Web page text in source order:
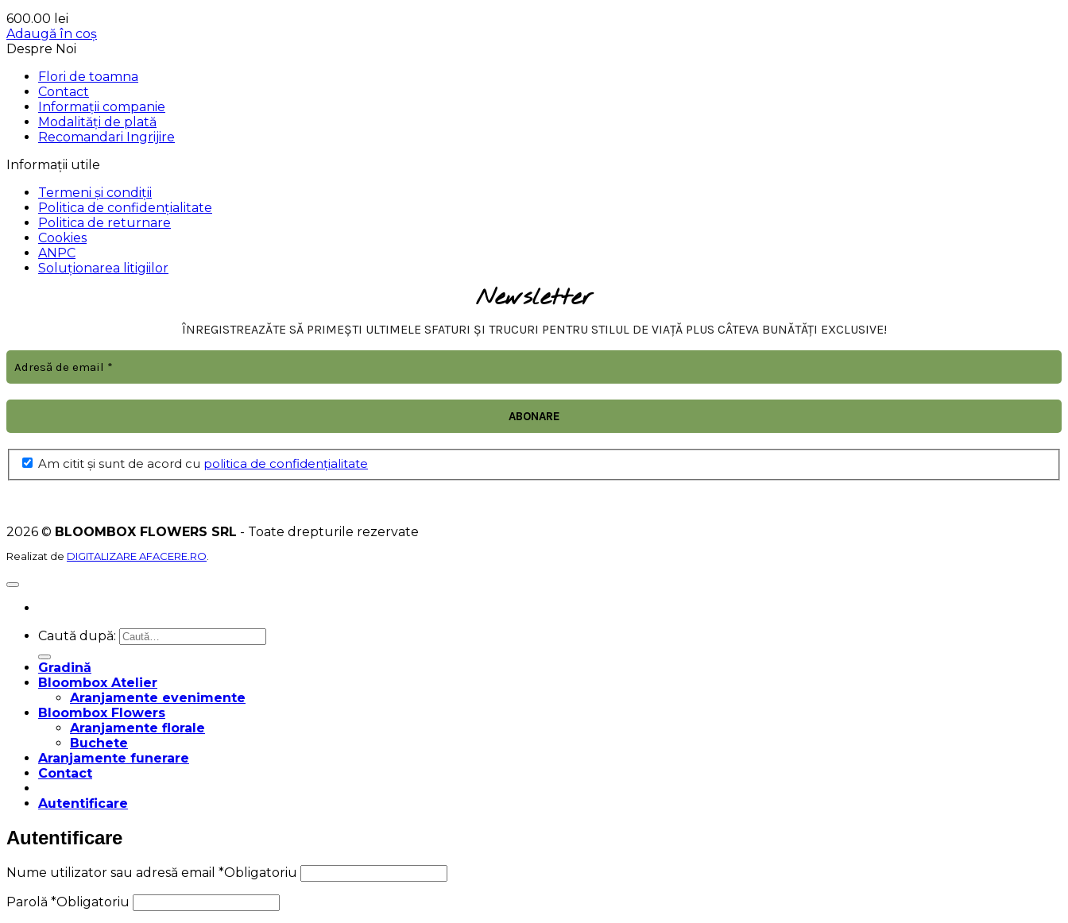
600.00 lei
Adaugă în coș
Despre Noi
Flori de toamna
Contact
Informații companie
Modalități de plată
Recomandari Ingrijire
Informații utile
Termeni și condiții
Politica de confidențialitate
Politica de returnare
Cookies
ANPC
Soluționarea litigiilor
Newsletter
ÎNREGISTREAZĂTE SĂ PRIMEȘTI ULTIMELE SFATURI ȘI TRUCURI PENTRU STILUL DE VIAȚĂ PLUS CÂTEVA BUNĂTĂȚI EXCLUSIVE!
Am citit şi sunt de acord cu politica de confidențialitate
2026 © BLOOMBOX FLOWERS SRL - Toate drepturile rezervate
Realizat de DIGITALIZARE AFACERE.RO
Caută după:
Gradină
Bloombox Atelier
Aranjamente evenimente
Bloombox Flowers
Aranjamente florale
Buchete
Aranjamente funerare
Contact
Autentificare
Autentificare
Nume utilizator sau adresă email *Obligatoriu
Parolă *Obligatoriu